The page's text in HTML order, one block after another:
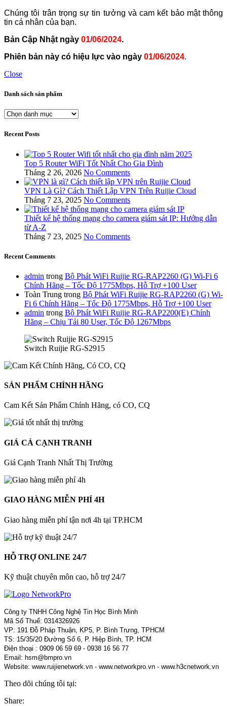
Chúng tôi trân trọng sự tin tưởng và cam kết bảo mật thông
tin cá nhân của bạn.
Bản Cập Nhật ngày 01/06/2024.
Phiên bản này có hiệu lực vào ngày 01/06/2024.
Close
Danh sách sản phẩm
Danh
sản
Recent Posts
Top 5 Router WiFi Tốt Nhất Cho Gia Đình
Tháng 2 26, 2026 No Comments
VPN Là Gì? Cách Thiết Lập VPN Trên Ruijie Cloud
Tháng 7 23, 2025 No Comments
Thiết kế hệ thống mạng cho camera giám sát IP: Hướng dẫn
từ A-Z
Tháng 7 23, 2025 No Comments
Recent Comments
admin trong Bộ Phát WiFi Ruijie RG-RAP2260 (G) Wi-Fi 6
Chính Hãng – Tốc Độ 1775Mbps, Hỗ Trợ +100 User
Toàn Trung trong Bộ Phát WiFi Ruijie RG-RAP2260 (G) Wi-
Fi 6 Chính Hãng – Tốc Độ 1775Mbps, Hỗ Trợ +100 User
admin trong Bộ Phát WiFi Ruijie RG-RAP2200(E) Chính
Hãng – Chịu Tải 80 User, Tốc Độ 1267Mbps
Switch Ruijie RG-S2915
SẢN PHẨM CHÍNH HÃNG
Cam Kết Sản Phẩm Chính Hãng, có CO, CQ
GIÁ CẢ CẠNH TRANH
Giá Cạnh Tranh Nhất Thị Trường
GIAO HÀNG MIỄN PHÍ 4H
Giao hàng miễn phí tận nơi 4h tại TP.HCM
HỖ TRỢ ONLINE 24/7
Kỹ thuật chuyên môn cao, hỗ trợ 24/7
Công ty TNHH Công Nghệ Tin Học Bình Minh
Mã Số Thuế: 0314326926
VP: 191 Đỗ Pháp Thuận, KP5, P. Bình Trưng, TPHCM
TS: 15/35/20 Đường Số 6, P. Hiệp Bình, TP. HCM
Điện thoại : 0909 06 59 69 - 0938 16 56 77
Email: hsm@bmpro.vn
Website: www.ruijienetwork.vn - www.networkpro.vn - www.h3cnetwork.vn
Theo dõi chúng tôi tại:
Share: